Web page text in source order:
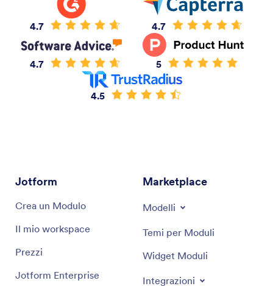
4.7 4.7
4.7 5
4.5
Jotform
Crea un Modulo
Il mio workspace
Prezzi
Jotform Enterprise
Marketplace
Modelli
Temi per Moduli
Widget Moduli
Integrazioni